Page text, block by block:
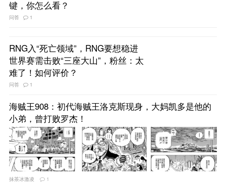
键，你怎么看？
问答 1
RNG入“死亡领域”，RNG要想稳进
世界赛需击败“三座大山”，粉丝：太
难了！如何评价？
问答 1
海贼王908：初代海贼王洛克斯现身，大妈凯多是他的
小弟，曾打败罗杰！
抹茶冰激凌 1